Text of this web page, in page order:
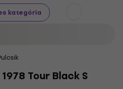
kategória
Tour Black S